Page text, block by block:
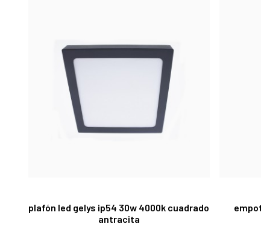
plafón led gelys ip54 30w 4000k cuadrado
antracita